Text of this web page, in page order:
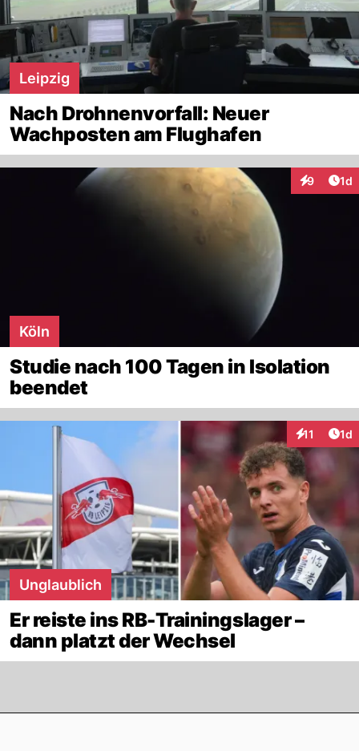
Leipzig
Nach Drohnenvorfall: Neuer
Wachposten am Flughafen
9 1d
Köln
Studie nach 100 Tagen in Isolation
beendet
11 1d
Unglaublich
Er reiste ins RB-Trainingslager –
dann platzt der Wechsel